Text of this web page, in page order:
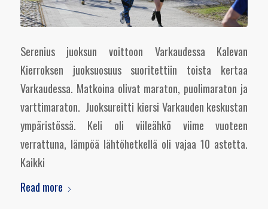
Serenius juoksun voittoon Varkaudessa Kalevan
Kierroksen juoksuosuus suoritettiin toista kertaa
Varkaudessa. Matkoina olivat maraton, puolimaraton ja
varttimaraton. Juoksureitti kiersi Varkauden keskustan
ympäristössä. Keli oli viileähkö viime vuoteen
verrattuna, lämpöä lähtöhetkellä oli vajaa 10 astetta.
Kaikki
Read more